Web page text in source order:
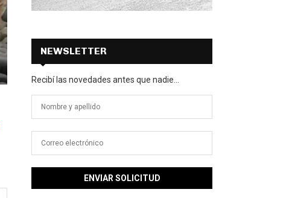
NEWSLETTER
Recibí las novedades antes que nadie...